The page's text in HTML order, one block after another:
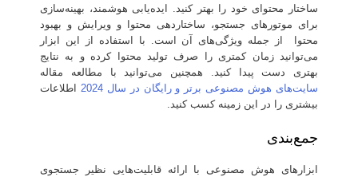
ساختار محتوای خود را بهتر کنید. ایده‌یابی هوشمند، بهینه‌سازی
برای موتورهای جستجو، ساختاردهی محتوا و ویرایش و بهبود
محتوا از جمله ویژگی‌های آن است. با استفاده از این ابزار
می‌توانید زمان کمتری را صرف تولید محتوا کرده و به نتایج
بهتری دست پیدا کنید. همچنین می‌توانید با مطالعه مقاله
سایت‌های هوش مصنوعی برتر و رایگان در سال 2024
اطلاعات
بیشتری را در این زمینه کسب کنید.
جمع‌بندی
ابزارهای هوش مصنوعی با ارائه قابلیت‌هایی نظیر جستجوی